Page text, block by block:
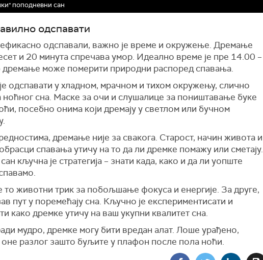
поподневни сан
одспавати
одспавали, важно је време и окружење. Дремање
и 20 минута спречава умор. Идеално време је пре 14.00 –
дремање може померити природни распоред спавања.
одспавати у хладном, мрачном и тихом окружењу, слично
ноћног сна. Маске за очи и слушалице за поништавање буке
посебно онима који дремају у светлом или бучном
дремање није за свакога. Старост, начин живота и
спавања утичу на то да ли дремке помажу или сметају.
кључна је стратегија – знати када, како и да ли уопште
то животни трик за побољшање фокуса и енергије. За друге,
пут у поремећају сна. Кључно је експериментисати и
како дремке утичу на ваш укупни квалитет сна.
мудро, дремке могу бити вредан алат. Лоше урађено,
разлог зашто буљите у плафон после пола ноћи.